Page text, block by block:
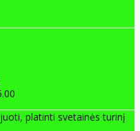
platinti svetainės turinį